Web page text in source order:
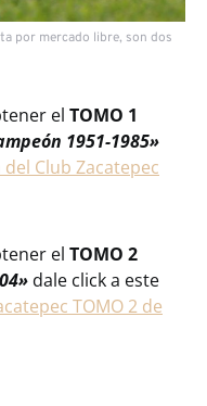
por mercado libre, son dos
el TOMO 1
1951-1985»
Club Zacatepec
el TOMO 2
dale click a este
TOMO 2 de